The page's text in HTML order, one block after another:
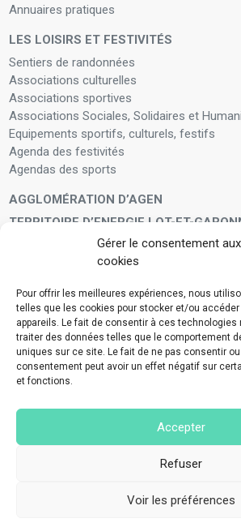
Gérer le consentement aux
cookies
Pour offrir les meilleures expériences, nous
telles que les cookies pour stocker et/ou
appareils. Le fait de consentir à ces technologies
traiter des données telles que le comportement
uniques sur ce site. Le fait de ne pas consentir
consentement peut avoir un effet négatif sur
et fonctions.
Accepter
Refuser
Voir les préférences
Annuaires pratiques
LES LOISIRS ET FESTIVITÉS
Sentiers de randonnées
Associations culturelles
Associations sportives
Associations Sociales, Solidaires et
Equipements sportifs, culturels, festifs
Agenda des festivités
Agendas des sports
AGGLOMÉRATION D’AGEN
TERRITOIRE D’ENERGIE LOT-ET-
VIVRE À VOS CÔTÉS
Service municipal d’aide administrative
Aide à la personne en difficulté
Télé-alerte
Collecte des déchets ménagers et
Application Mes déchets-Agglo Agen